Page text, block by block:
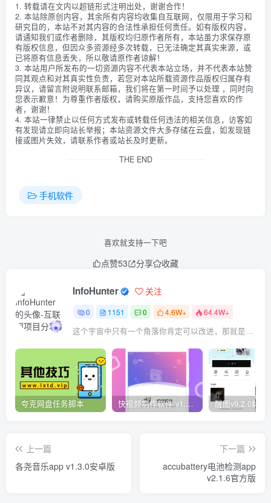
1. 转载请在文内以超链形式注明出处，谢谢合作！
2. 本站除原创内容，其余所有内容均收集自互联网，仅限用于学习和
研究目的，本站不对其内容的合法性承担任何责任。如有版权内容，
请通知我们或作者删除，其版权均归原作者所有，本站虽力求保存原
有版权信息，但因众多资源经多次转载，已无法确定其真实来源，或
已将原有信息丢失，所以敬请原作者谅解！
3. 本站用户所发布的一切资源内容不代表本站立场，并不代表本站赞
同其观点和对其真实性负责，若您对本站所载资源作品版权归属存有
异议，请留言附说明联系邮箱，我们将在第一时间予以处理 ，同时向
您表示歉意！为尊重作者版权，请购买原版作品，支持您喜欢的作
者，谢谢！
4. 本站一律禁止以任何方式发布或转载任何违法的相关信息，访客如
有发现请立即向站长举报；本站资源文件大多存储在云盘，如发现链
接或图片失效，请联系作者或站长及时更新。
THE END
手机软件
喜欢就支持一下吧
点赞53 分享 收藏
InfoHunter 关注
0 1151 0 4.6W+ 64.4W+
这个宇宙中只有一个角落你肯定可以改进，那就是你自己
夸克网盘任务脚本 快视频制作软件 v1.1.1安卓版
上一篇
各尧音乐app v1.3.0安卓版
下一篇
accubattery电池检测app
v2.1.6官方版